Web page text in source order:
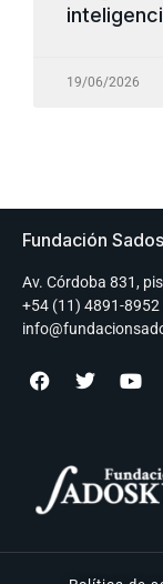
19/06/2026
Fundación
Av. Córdoba 831,
+54 (11) 4891-8952